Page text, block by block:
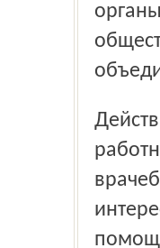
Действия медицинских работников, иных специалистов,